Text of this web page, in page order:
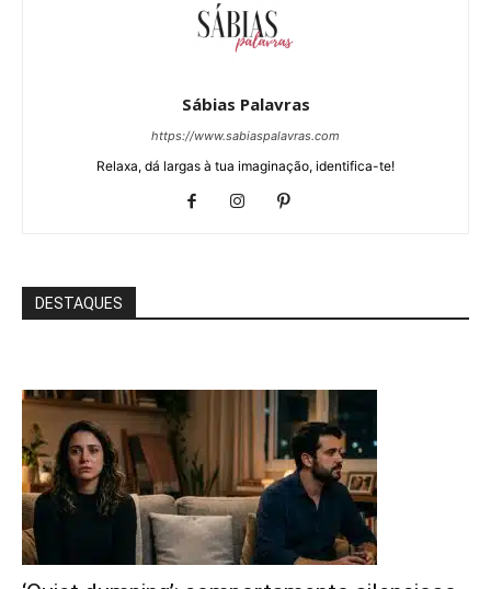
Sábias Palavras
https://www.sabiaspalavras.com
Relaxa, dá largas à tua imaginação, identifica-te!
DESTAQUES